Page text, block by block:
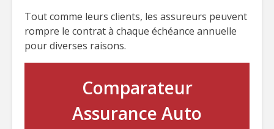
Tout comme leurs clients, les assureurs peuvent
rompre le contrat à chaque échéance annuelle
pour diverses raisons.
Comparateur
Assurance Auto